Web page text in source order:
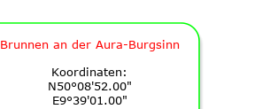
Brunnen an der Aura-Burgsinn
Koordinaten:
N50°08'52.00"
E9°39'01.00"